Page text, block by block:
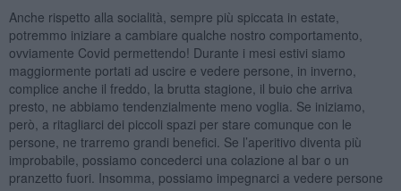
Anche rispetto alla socialità, sempre più spiccata in estate,
potremmo iniziare a cambiare qualche nostro comportamento,
ovviamente Covid permettendo! Durante i mesi estivi siamo
maggiormente portati ad uscire e vedere persone, in inverno,
complice anche il freddo, la brutta stagione, il buio che arriva
presto, ne abbiamo tendenzialmente meno voglia. Se iniziamo,
però, a ritagliarci dei piccoli spazi per stare comunque con le
persone, ne trarremo grandi benefici. Se l’aperitivo diventa più
improbabile, possiamo concederci una colazione al bar o un
pranzetto fuori. Insomma, possiamo impegnarci a vedere persone